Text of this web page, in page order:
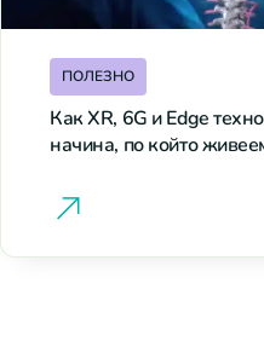
ПОЛЕЗНО
Как XR, 6G и Edge
начина, по който